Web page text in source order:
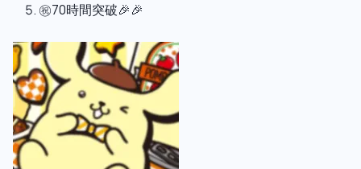
㊗️70時間突破🎉🎉